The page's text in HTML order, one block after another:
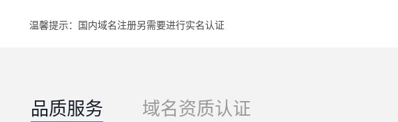
温馨提示： 国内域名注册另需要进行实名认证
品质服务 域名资质认证